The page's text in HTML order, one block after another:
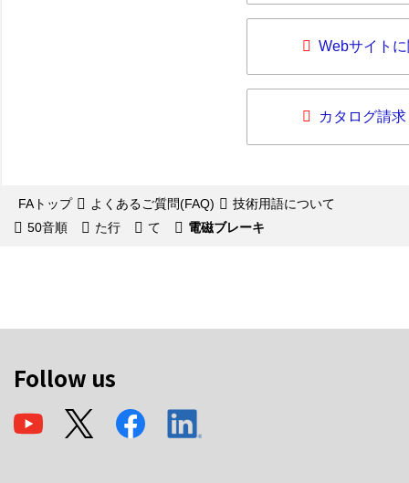
Webサイト
カタログ請求
FAトップ よくあるご質問(FAQ)
技術用語について
50音順
た行 て 電磁ブレーキ
Follow us